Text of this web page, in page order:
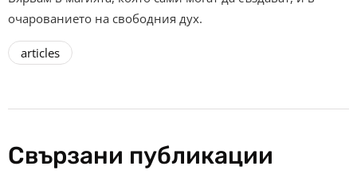
очарованието на свободния дух.
articles
Свързани публикации